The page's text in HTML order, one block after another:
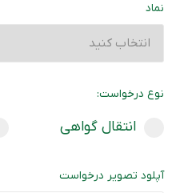
نماد
نوع درخواست:
انتقال گواهی
آپلود تصویر درخواست